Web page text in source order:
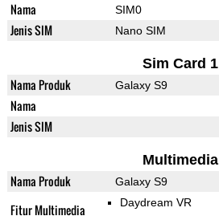
Nama SIM0
Jenis SIM Nano SIM
Sim Card 1
Nama Produk Galaxy S9
Nama
Jenis SIM
Multimedia
Nama Produk Galaxy S9
Fitur Multimedia Daydream VR